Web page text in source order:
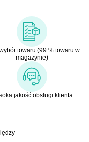
towaru (99 % towaru w
magazynie)
jakość obsługi klienta